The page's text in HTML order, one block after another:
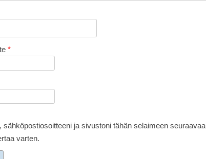
*
sähköpostiosoitteeni ja sivustoni tähän selaimeen seuraavaa
varten.